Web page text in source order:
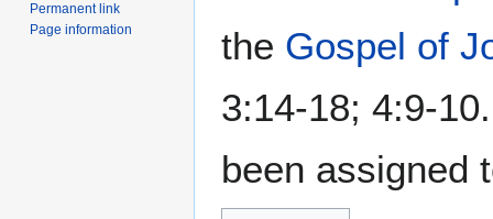
the Gospel of
3:14-18; 4:9-
been assigned
Permanent link
Page information